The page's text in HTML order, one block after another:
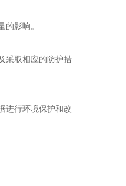
影响。
采取相应的防护措
进行环境保护和改